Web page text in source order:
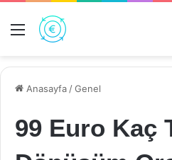
Menü
Anasayfa /Genel
99 Euro Kaç